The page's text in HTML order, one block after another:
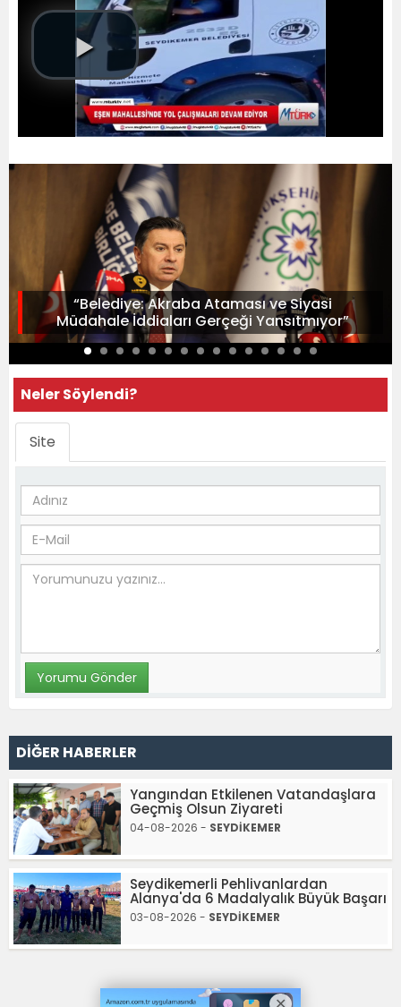
“Belediye: Akraba Ataması ve Siyasi
Müdahale İddiaları Gerçeği Yansıtmıyor”
Neler Söylendi?
Site
DİĞER HABERLER
Yangından Etkilenen Vatandaşlara
Geçmiş Olsun Ziyareti
04-08-2026 - SEYDİKEMER
Seydikemerli Pehlivanlardan
Alanya'da 6 Madalyalık Büyük Başarı
03-08-2026 - SEYDİKEMER